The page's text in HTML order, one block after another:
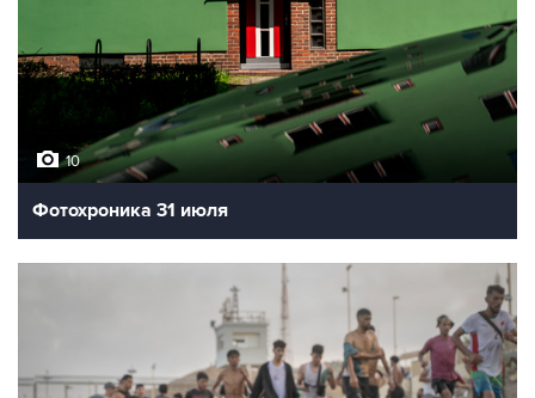
10
Фотохроника 31 июля